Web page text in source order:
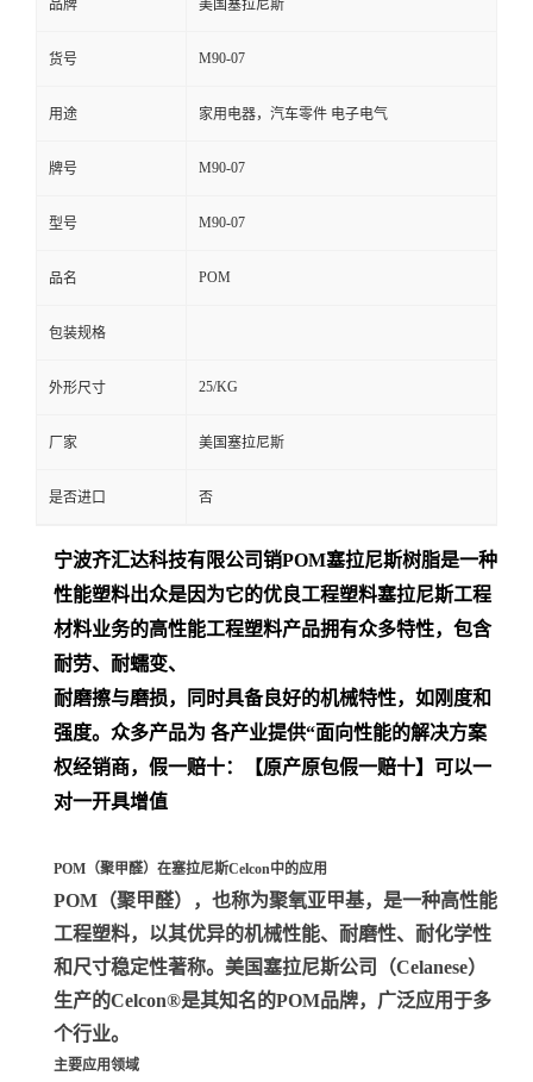
品牌 美国塞拉尼斯
货号 M90-07
用途 家用电器，汽车零件 电子电气
牌号 M90-07
型号 M90-07
品名 POM
包装规格
外形尺寸 25/KG
厂家 美国塞拉尼斯
是否进口 否
宁波齐汇达科技有限公司销POM塞拉尼斯树脂是一种
性能塑料出众是因为它的优良工程塑料塞拉尼斯工程
材料业务的高性能工程塑料产品拥有众多特性，包含
耐劳、耐蠕变、
耐磨擦与磨损，同时具备良好的机械特性，如刚度和
强度。众多产品为 各产业提供“面向性能的解决方案
权经销商，假一赔十：【原产原包假一赔十】可以一
对一开具增值
POM（聚甲醛）在塞拉尼斯Celcon中的应用
POM（聚甲醛）
，也称为聚氧亚甲基，是一种高性能
工程塑料，以其优异的机械性能、耐磨性、耐化学性
和尺寸稳定性著称。美国塞拉尼斯公司（Celanese）
生产的Celcon®是其知名的POM品牌，广泛应用于多
个行业。
主要应用领域